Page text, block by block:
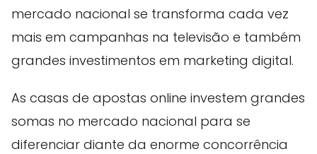
mercado nacional se transforma cada vez
mais em campanhas na televisão e também
grandes investimentos em marketing digital.
As casas de apostas online investem grandes
somas no mercado nacional para se
diferenciar diante da enorme concorrência